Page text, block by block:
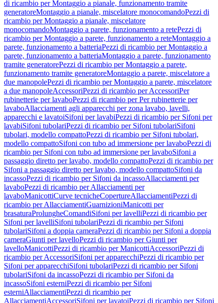
di ricambio per Montaggio a pianale, funzionamento tramite
generatoreMontaggio a pianale, miscelatore monocomandoPezzi di
ricambio per Montaggio a pianale, miscelatore
monocomandoMontaggio a parete, funzionamento a retePezzi di
ricambio per Montaggio a parete, funzionamento a reteMontaggio a
parete, funzionamento a batteriaPezzi di ricambio per Montaggio a
parete, funzionamento a batteriaMontaggio a parete, funzionamento
tramite generatorePezzi di ricambio per Montaggio a parete,
funzionamento tramite generatoreMontaggio a parete, miscelatore a
due manopolePezzi di ricambio per Montaggio a parete, miscelatore
a due manopoleAccessoriPezzi di ricambio per AccessoriPer
rubinetterie per lavaboPezzi di ricambio per Per rubinetterie per
lavaboAllacciamenti agli apparecchi per zona lavabo, lavelli,
apparecchi e lavatoiSifoni per lavabiPezzi di ricambio per Sifoni per
lavabiSifoni tubolariPezzi di ricambio per Sifoni tubolariSifoni
tubolari, modello compattoPezzi di ricambio per Sifoni tubolari,
modello compattoSifoni con tubo ad immersione per lavaboPezzi di
ricambio per Sifoni con tubo ad immersione per lavaboSifoni a
passaggio diretto per lavabo, modello compattoPezzi di ricambio per
Sifoni a passaggio diretto per lavabo, modello compattoSifoni da
incassoPezzi di ricambio per Sifoni da incassoAllacciamenti per
lavaboPezzi di ricambio per Allacciamenti per
lavaboManicottiCurve tecnicheCopertureAllacciamentiPezzi di
ricambio per AllacciamentiGuarnizioniManicotti per
brasaturaProlungheComandiSifoni per lavelliPezzi di ricambio per
Sifoni per lavelliSifoni tubolariPezzi di ricambio per Sifoni
tubolariSifoni a doppia cameraPezzi di ricambio per Sifoni a doppia
cameraGiunti per lavelloPezzi di ricambio per Giunti per
lavelloManicottiPezzi di ricambio per ManicottiAccessoriPezzi di
ricambio per AccessoriSifoni per apparecchiPezzi di ricambio per
Sifoni per apparecchiSifoni tubolariPezzi di ricambio per Sifoni
tubolariSifoni da incassoPezzi di ricambio per Sifoni da
incassoSifoni esterniPezzi di ricambio per Sifoni
esterniAllacciamentiPezzi di ricambio per
AllacciamentiAccessoriSifoni per lavatoiPezzi di ricambio per Sifoni